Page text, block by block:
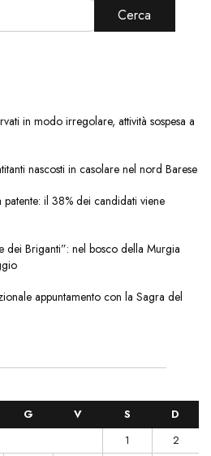
Cerca
in modo irregolare, attività sospesa a
nascosti in casolare nel nord Barese
il 38% dei candidati viene
dei Briganti”: nel bosco della Murgia
appuntamento con la Sagra del
G V S
D
1
2